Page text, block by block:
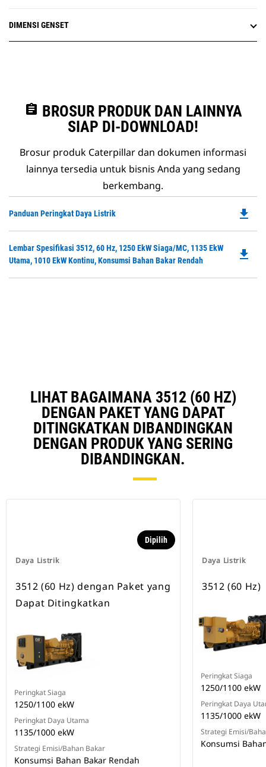
DIMENSI GENSET
assignment BROSUR PRODUK DAN LAINNYA
SIAP DI-DOWNLOAD!
Brosur produk Caterpillar dan dokumen informasi
lainnya tersedia untuk bisnis Anda yang sedang
berkembang.
Panduan Peringkat Daya Listrik file_download
Lembar Spesifikasi 3512, 60 Hz, 1250 EkW Siaga/MC, 1135 EkW
Utama, 1010 EkW Kontinu, Konsumsi Bahan Bakar Rendah
file_download
LIHAT BAGAIMANA 3512 (60 HZ)
DENGAN PAKET YANG DAPAT
DITINGKATKAN DIBANDINGKAN
DENGAN PRODUK YANG SERING
DIBANDINGKAN.
Daya Listrik
Dipilih
3512 (60 Hz) dengan Paket yang
Dapat Ditingkatkan
Peringkat Siaga
1250/1100 ekW
Peringkat Daya Utama
1135/1000 ekW
Strategi Emisi/Bahan Bakar
Konsumsi Bahan Bakar Rendah
Daya Listrik
3512 (60 Hz)
Peringkat Siaga
1250/1100 ekW
Peringkat Daya
1135/1000 ekW
Strategi Emisi/
Konsumsi